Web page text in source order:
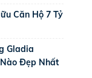
Căn Hộ 7 Tỷ
Gladia
Đẹp Nhất